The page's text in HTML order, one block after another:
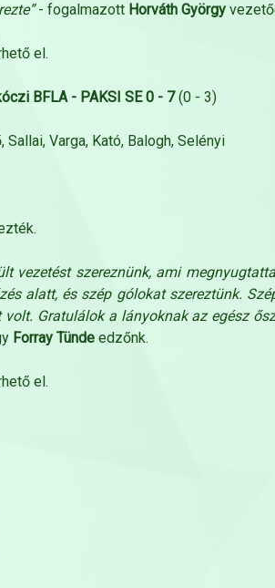
- fogalmazott Horváth György
el.
BFLA - PAKSI SE 0 - 7(0 - 3)
Sallai, Varga, Kató, Balogh, Selényi
vezetést szereznünk, ami
alatt, és szép gólokat szereztünk.
Gratulálok a lányoknak az egész
Forray Tünde edzőnk.
el.